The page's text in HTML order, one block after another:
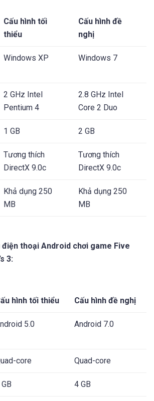
Cấu hình tối
thiểu
Cấu hình đề
nghị
Windows XP Windows 7
2 GHz Intel
Pentium 4
2.8 GHz Intel
Core 2 Duo
1 GB 2 GB
Tương thích
DirectX 9.0c
Tương thích
DirectX 9.0c
Khả dụng 250
MB
Khả dụng 250
MB
điện thoại Android chơi game Five
3:
hình tối thiểu Cấu hình đề nghị
5.0 Android 7.0
core Quad-core
4 GB